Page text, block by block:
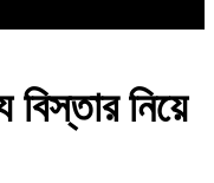
নিয়ে